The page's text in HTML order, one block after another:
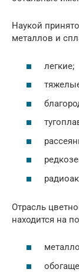
Наукой
металлов и
легкие;
Отрасль
находится на